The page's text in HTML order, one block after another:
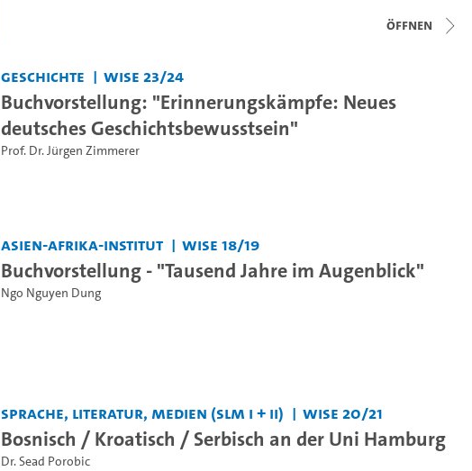
Öffnen
Geschichte WiSe 23/24
Buchvorstellung: "Erinnerungskämpfe: Neues
deutsches Geschichtsbewusstsein"
Prof. Dr. Jürgen Zimmerer
Asien-Afrika-Institut WiSe 18/19
Buchvorstellung - "Tausend Jahre im Augenblick"
Ngo Nguyen Dung
Sprache, Literatur, Medien (SLM I + II) WiSe 20/21
Bosnisch / Kroatisch / Serbisch an der Uni Hamburg
Dr. Sead Porobic